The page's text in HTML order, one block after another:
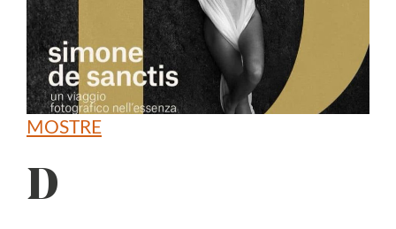
MOSTRE
D